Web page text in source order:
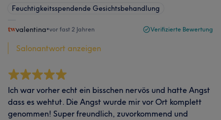
Feuchtigkeitsspendende Gesichtsbehandlung
valentina•vor fast 2 Jahren Verifizierte Bewertung
Salonantwort anzeigen
Ich war vorher echt ein bisschen nervös und hatte Angst
dass es wehtut. Die Angst wurde mir vor Ort komplett
genommen! Super freundlich, zuvorkommend und